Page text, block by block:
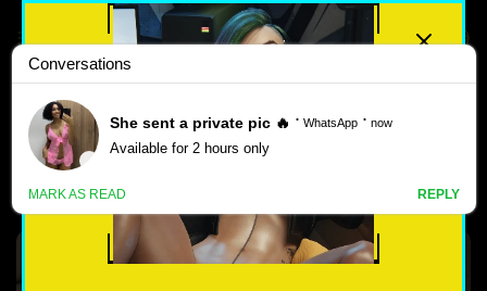
最高評価
人気のある
新しい
ポ
最高の BIG TITS} ポルノ ゲーム
をダウンロード